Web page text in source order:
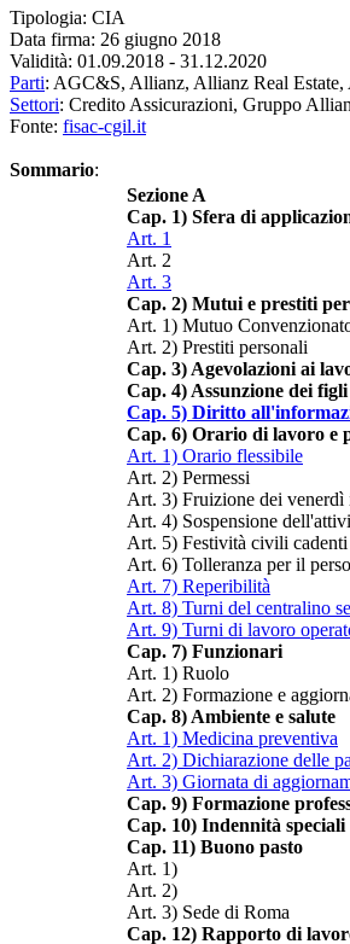
Tipologia: CIA
Data firma: 26 giugno 2018
Validità: 01.09.2018 - 31.12.2020
Parti: AGC&S, Allianz, Allianz Real
Settori: Credito Assicurazioni, Gruppo
Fonte: fisac-cgil.it
Sommario:
Sezione A
Cap. 1) Sfera di
Art. 1
Art. 2
Art. 3
Cap. 2) Mutui e prestiti
Art. 1) Mutuo
Art. 2) Prestiti personali
Cap. 3) Agevolazioni ai
Cap. 4) Assunzione dei
Cap. 5) Diritto
Cap. 6) Orario di lavoro e
Art. 1) Orario flessibile
Art. 2) Permessi
Art. 3) Fruizione dei
Art. 4) Sospensione
Art. 5) Festività civili
Art. 6) Tolleranza per il
Art. 7) Reperibilità
Art. 8) Turni del centralino
Art. 9) Turni di lavoro
Cap. 7) Funzionari
Art. 1) Ruolo
Art. 2) Formazione e
Cap. 8) Ambiente e salute
Art. 1) Medicina preventiva
Art. 2) Dichiarazione delle
Art. 3) Giornata di
Cap. 9) Formazione
Cap. 10) Indennità speciali
Cap. 11) Buono pasto
Art. 1)
Art. 2)
Art. 3) Sede di Roma
Cap. 12) Rapporto di